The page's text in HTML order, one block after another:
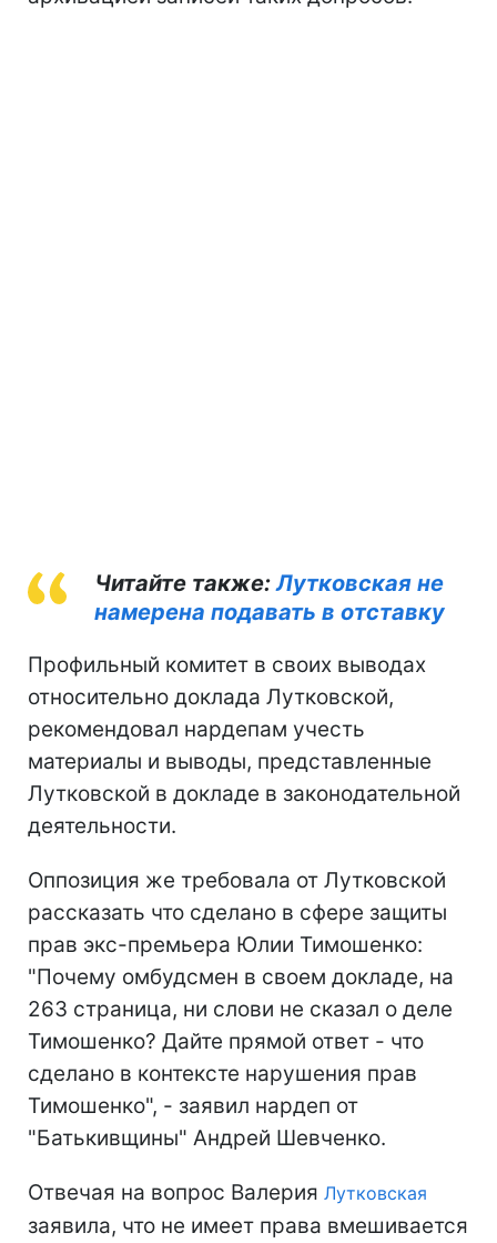
Читайте также:Лутковская не
намерена подавать в отставку
Профильный комитет в своих выводах
относительно доклада Лутковской,
рекомендовал нардепам учесть
материалы и выводы, представленные
Лутковской в докладе в законодательной
деятельности.
Оппозиция же требовала от Лутковской
рассказать что сделано в сфере защиты
прав экс-премьера Юлии Тимошенко:
"Почему омбудсмен в своем докладе, на
263 страница, ни слови не сказал о деле
Тимошенко? Дайте прямой ответ - что
сделано в контексте нарушения прав
Тимошенко", - заявил нардеп от
"Батькивщины" Андрей Шевченко.
Отвечая на вопрос Валерия Лутковская
заявила, что не имеет права вмешивается